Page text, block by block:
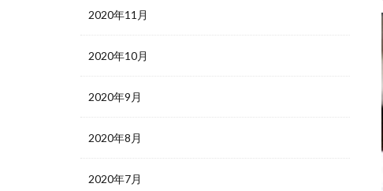
2020年11月
2020年10月
2020年9月
2020年8月
2020年7月